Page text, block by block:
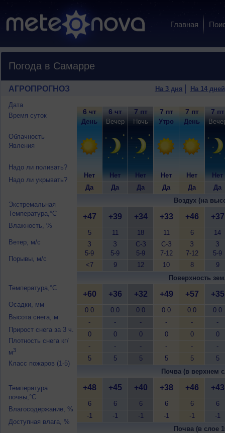
Главная
Погода в Самарре
АГРОПРОГНОЗ На 3 дня На 14 дней
Дата
Время суток
Облачность
Явления
Надо ли поливать?
Надо ли укрывать?
Экстремальная
Температура,°C
Влажность, %
Ветер, м/с
Порывы, м/с
Температура,°C
Осадки, мм
Высота снега, м
Прирост снега за 3 ч.
Плотность снега кг/
м3
Класс пожаров (1-5)
Температура
почвы,°C
Влагосодержание, %
Доступная влага, %
6 чт
День
Нет
Да
6 чт
Вечер
Нет
Да
7 пт
Ночь
Нет
Да
7 пт
Утро
Нет
Да
7 пт
День
Нет
Да
7 пт
Нет
Да
Воздух (на
+47
5
З
5-9
<7
+39
11
З
5-9
9
+34
18
С-З
5-9
12
+33
11
С-З
7-12
10
+46
6
З
7-12
8
+37
14
З
5-9
9
Поверхность
+60
0.0
-
0
-
5
+36
0.0
-
0
-
5
+32
0.0
-
0
-
5
+49
0.0
-
0
-
5
+57
0.0
-
0
-
5
+35
0.0
-
0
-
5
Почва (в верхнем
+48
6
-1
+45
6
-1
+40
6
-1
+38
6
-1
+46
6
-1
+43
6
-1
Почва (в слое